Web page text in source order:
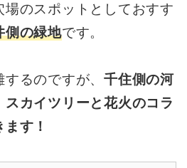
場のスポットとしておすす
側の緑地です。
するのですが、千住側の河
カイツリーと花火のコラ
す！